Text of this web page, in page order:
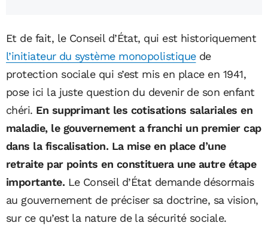
Et de fait, le Conseil d’État, qui est historiquement
l’initiateur du système monopolistiquede
protection sociale qui s’est mis en place en 1941,
pose ici la juste question du devenir de son enfant
chéri. En supprimant les cotisations salariales en
maladie, le gouvernement a franchi un premier cap
dans la fiscalisation. La mise en place d’une
retraite par points en constituera une autre étape
importante. Le Conseil d’État demande désormais
au gouvernement de préciser sa doctrine, sa vision,
sur ce qu’est la nature de la sécurité sociale.